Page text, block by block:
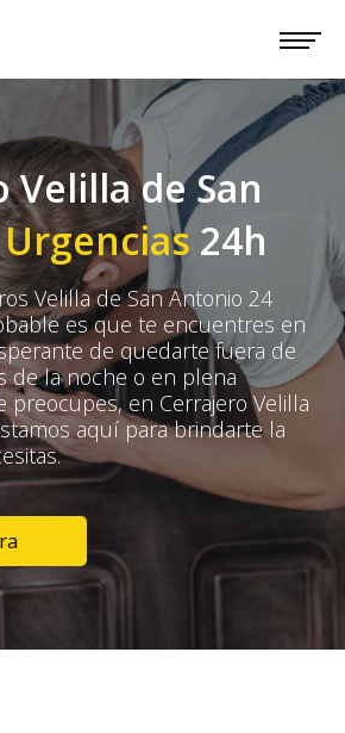
Velilla de San
Urgencias 24h
Velilla de San Antonio 24
es que te encuentres en
de quedarte fuera de
de la noche o en plena
preocupes, en Cerrajero Velilla
aquí para brindarte la